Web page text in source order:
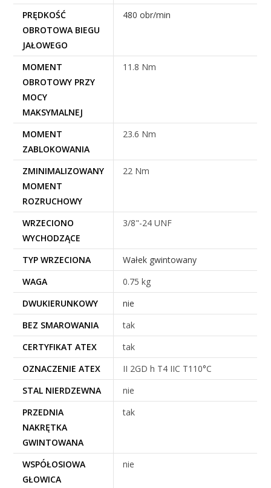
PRĘDKOŚĆ
OBROTOWA BIEGU
JAŁOWEGO
480 obr/min
MOMENT
OBROTOWY PRZY
MOCY
MAKSYMALNEJ
11.8 Nm
MOMENT
ZABLOKOWANIA
23.6 Nm
ZMINIMALIZOWANY
MOMENT
ROZRUCHOWY
22 Nm
WRZECIONO
WYCHODZĄCE
3/8"-24 UNF
TYP WRZECIONA
Wałek gwintowany
WAGA
0.75 kg
DWUKIERUNKOWY
nie
BEZ SMAROWANIA
tak
CERTYFIKAT ATEX
tak
OZNACZENIE ATEX
II 2GD h T4 IIC T110°C
STAL NIERDZEWNA
nie
PRZEDNIA
NAKRĘTKA
GWINTOWANA
tak
WSPÓŁOSIOWA
GŁOWICA
nie